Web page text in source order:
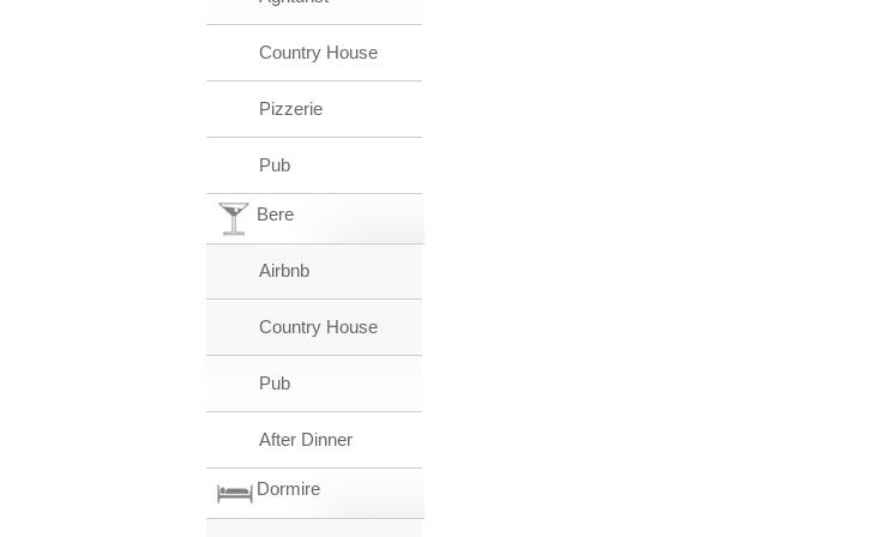
Country House
Pizzerie
Pub
Bere
Airbnb
Country House
Pub
After Dinner
Dormire